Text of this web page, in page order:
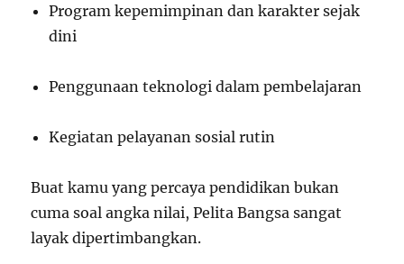
Program kepemimpinan dan karakter sejak
dini
Penggunaan teknologi dalam pembelajaran
Kegiatan pelayanan sosial rutin
Buat kamu yang percaya pendidikan bukan
cuma soal angka nilai, Pelita Bangsa sangat
layak dipertimbangkan.